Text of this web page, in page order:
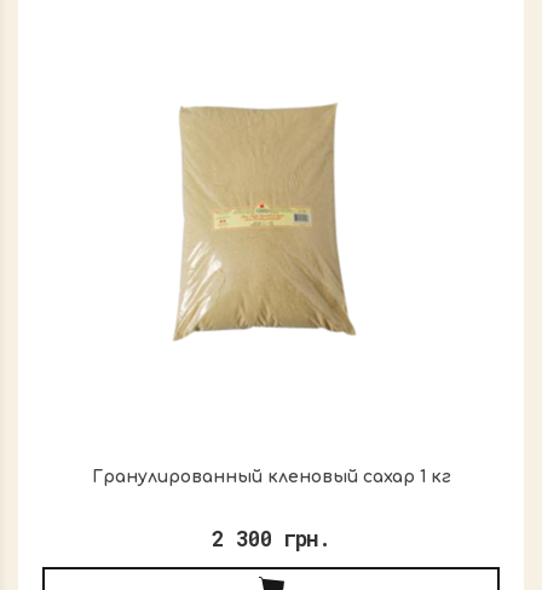
Гранулированный кленовый сахар 1 кг
2 300 грн.